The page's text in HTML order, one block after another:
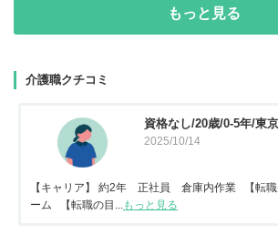
もっと見る
介護職クチコミ
資格なし/20歳/0-5年/東
2025/10/14
【キャリア】 約2年 正社員 倉庫内作業 【転職
ーム 【転職の目...もっと見る